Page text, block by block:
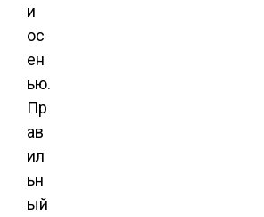
и
ос
ен
ью.
Пр
ав
ил
ьн
ый